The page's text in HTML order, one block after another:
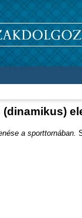
(dinamikus)
a sporttornában.